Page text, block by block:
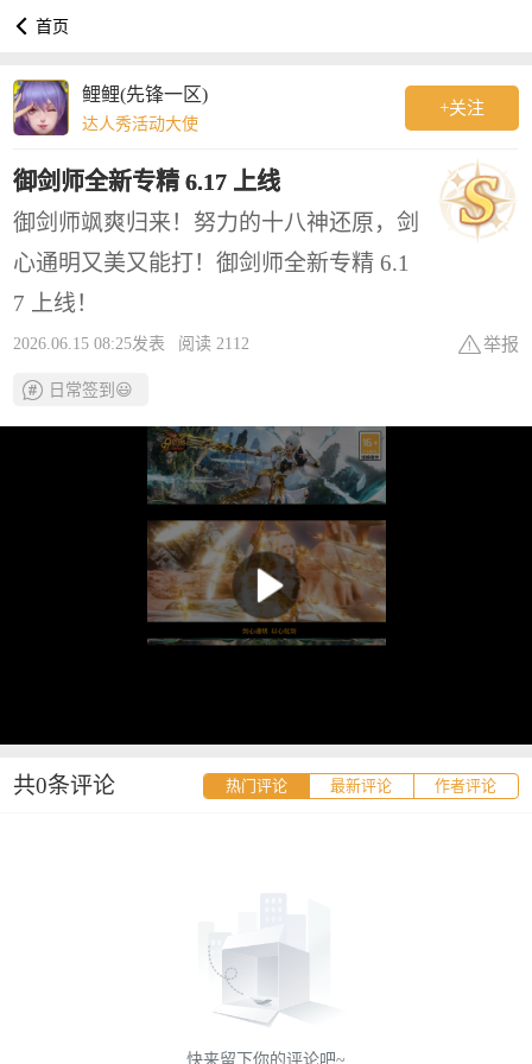
 首页
鲤鲤(先锋一区)
达人秀活动大使
+关注
御剑师全新专精 6.17 上线
御剑师飒爽归来！努力的十八神还原，剑
心通明又美又能打！御剑师全新专精 6.1
7 上线！
2026.06.15 08:25发表 阅读 2112 举报
日常签到😃
共0条评论 热门评论 最新评论 作者评论